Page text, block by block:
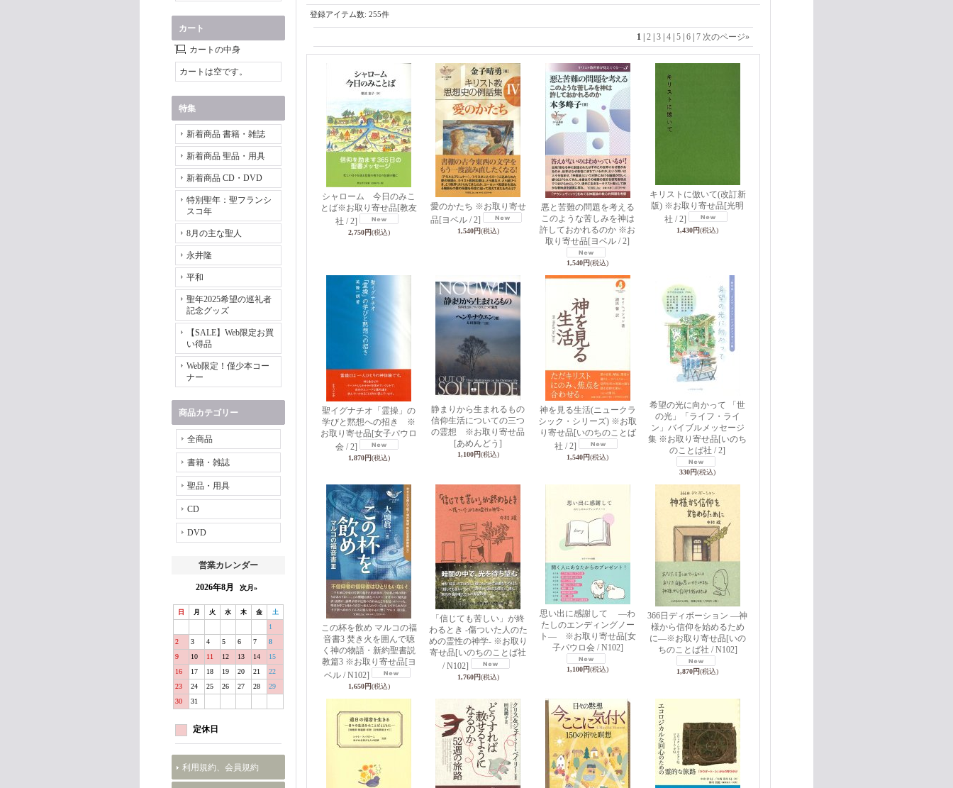
カート
カートの中身
カートは空です。
特集
新着商品 書籍・雑誌
新着商品 聖品・用具
新着商品 CD・DVD
特別聖年：聖フランシ
スコ年
8月の主な聖人
永井隆
平和
聖年2025希望の巡礼者
記念グッズ
【SALE】Web限定お買
い得品
Web限定！僅少本コー
ナー
商品カテゴリー
全商品
書籍・雑誌
聖品・用具
CD
DVD
営業カレンダー
2026年8月 次月»
日 月 火 水 木 金 土
1
2
3 4 5 6 7
8
9
10 11 12 13 14
15
16
17 18 19 20 21
22
23
24 25 26 27 28
29
30
31
定休日
利用規約、会員規約
登録アイテム数: 255件
1 2 3 4 5 6 7 次のページ»
シャローム 今日のみこ
とば※お取り寄せ品 [教友
社 / 2]
2,750円(税込)
愛のかたち ※お取り寄せ
品 [ヨベル / 2]
1,540円(税込)
悪と苦難の問題を考える
このような苦しみを神は
許しておかれるのか ※お
取り寄せ品 [ヨベル / 2]
1,540円(税込)
キリストに倣いて(改訂新
版) ※お取り寄せ品 [光明
社 / 2]
1,430円(税込)
聖イグナチオ「霊操」の
学びと黙想への招き ※
お取り寄せ品 [女子パウロ
会 / 2]
1,870円(税込)
静まりから生まれるもの
信仰生活についての三つ
の霊想 ※お取り寄せ品
[あめんどう]
1,100円(税込)
神を見る生活(ニュークラ
シック・シリーズ) ※お取
り寄せ品 [いのちのことば
社 / 2]
1,540円(税込)
希望の光に向かって 「世
の光」「ライフ・ライ
ン」バイブルメッセージ
集 ※お取り寄せ品 [いのち
のことば社 / 2]
330円(税込)
この杯を飲め マルコの福
音書3 焚き火を囲んで聴
く神の物語・新約聖書説
教篇3 ※お取り寄せ品 [ヨ
ベル / N102]
1,650円(税込)
「信じても苦しい」が終
わるとき -傷ついた人のた
めの霊性の神学- ※お取り
寄せ品 [いのちのことば社
/ N102]
1,760円(税込)
思い出に感謝して ―わ
たしのエンディングノー
ト― ※お取り寄せ品 [女
子パウロ会 / N102]
1,100円(税込)
366日ディボーション ―神
様から信仰を始めるため
に―※お取り寄せ品 [いの
ちのことば社 / N102]
1,870円(税込)